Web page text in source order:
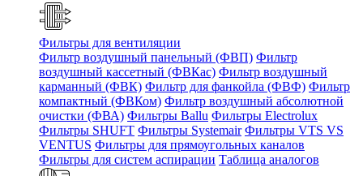
Фильтры для вентиляции
Фильтр воздушный панельный (ФВП) Фильтр
воздушный кассетный (ФВКас) Фильтр воздушный
карманный (ФВК) Фильтр для фанкойла (ФВФ) Фильтр
компактный (ФВКом) Фильтр воздушный абсолютной
очистки (ФВА) Фильтры Ballu Фильтры Electrolux
Фильтры SHUFT Фильтры Systemair Фильтры VTS VS
VENTUS Фильтры для прямоугольных каналов
Фильтры для систем аспирации Таблица аналогов